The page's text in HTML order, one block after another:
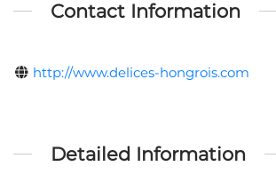
Contact Information
http://www.delices-hongrois.com
Detailed Information